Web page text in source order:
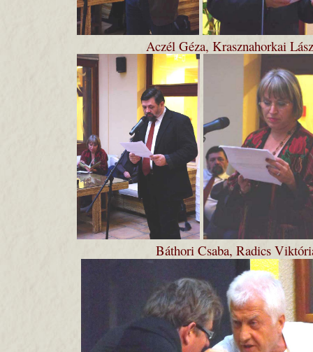
Aczél Géza, Krasznahorkai
Báthori Csaba, Radics